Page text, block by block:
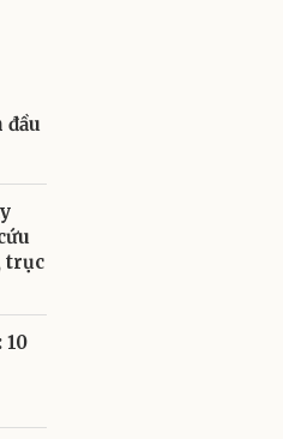
trục
10